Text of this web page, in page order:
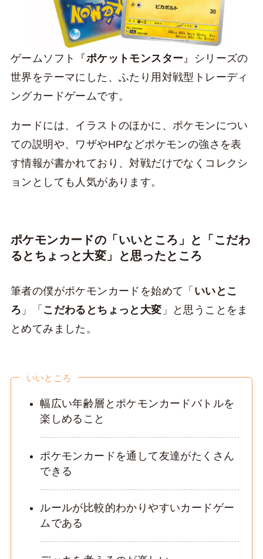
ゲームソフト『ポケットモンスター』シリーズの
世界をテーマにした、ふたり用対戦型トレーディ
ングカードゲームです。
カードには、イラストのほかに、ポケモンについ
ての説明や、ワザやHPなどポケモンの強さを表
す情報が書かれており、対戦だけでなくコレクシ
ョンとしても人気があります。
ポケモンカードの「いいところ」と「こだわ
るとちょっと大変」と思ったところ
筆者の僕がポケモンカードを始めて「 いいとこ
ろ 」「 こだわるとちょっと大変 」と思うことをま
とめてみました。
いいところ
幅広い年齢層とポケモンカードバトルを
楽しめること
ポケモンカードを通して友達がたくさん
できる
ルールが比較的わかりやすいカードゲー
ムである